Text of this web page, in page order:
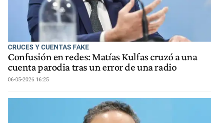
CRUCES Y CUENTAS FAKE
Confusión en redes: Matías Kulfas cruzó a una
cuenta parodia tras un error de una radio
06-05-2026 16:25